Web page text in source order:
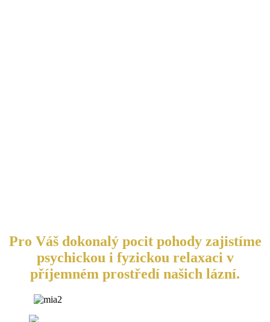
Pro Váš dokonalý pocit pohody zajistíme
psychickou i fyzickou relaxaci v
příjemném prostředí našich lázní.